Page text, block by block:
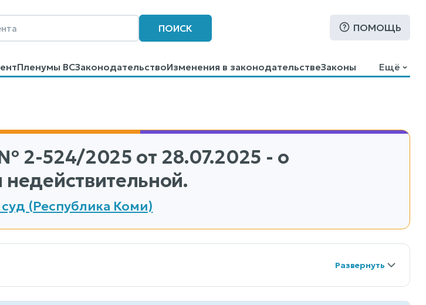
ПОИСК ПОМОЩЬ
Пленумы ВСЗаконодательствоИзменения в законодательствеЗаконы
Поиск
Ещё
2-524/2025 от 28.07.2025 - о
(Республика Коми)